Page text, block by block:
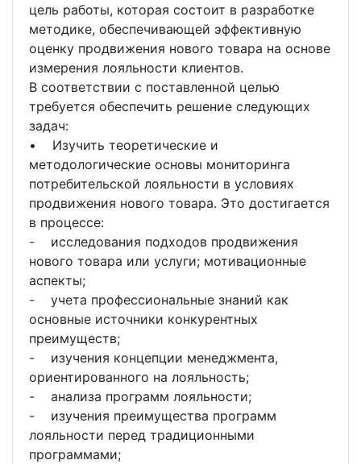
цель работы, которая состоит в разработке
методике, обеспечивающей эффективную
оценку продвижения нового товара на основе
измерения лояльности клиентов.
В соответствии с поставленной целью
требуется обеспечить решение следующих
задач:
• Изучить теоретические и
методологические основы мониторинга
потребительской лояльности в условиях
продвижения нового товара. Это достигается
в процессе:
- исследования подходов продвижения
нового товара или услуги; мотивационные
аспекты;
- учета профессиональные знаний как
основные источники конкурентных
преимуществ;
- изучения концепции менеджмента,
ориентированного на лояльность;
- анализа программ лояльности;
- изучения преимущества программ
лояльности перед традиционными
программами;